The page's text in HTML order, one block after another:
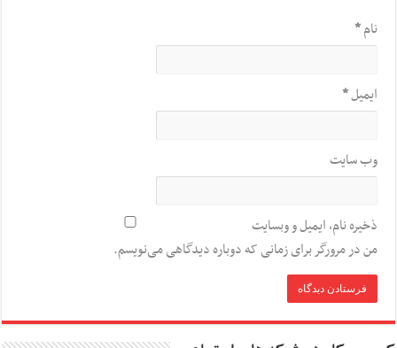
نام*
ایمیل*
وب‌ سایت
ذخیره نام، ایمیل و وبسایت
من در مرورگر برای زمانی که دوباره دیدگاهی می‌نویسم.